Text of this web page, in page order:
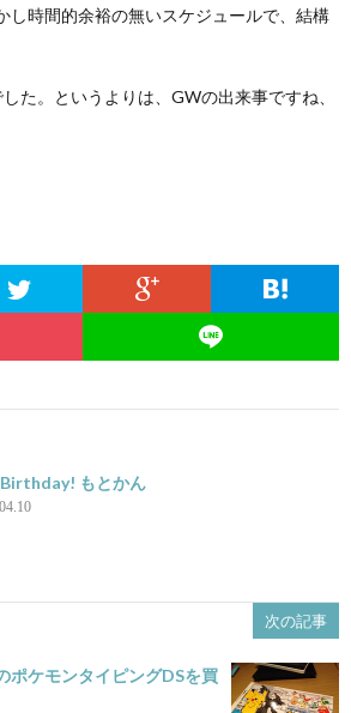
し時間的余裕の無いスケジュールで、結構
た。というよりは、GWの出来事ですね、
もとかん
次の記事
ポケモンタイピングDSを買